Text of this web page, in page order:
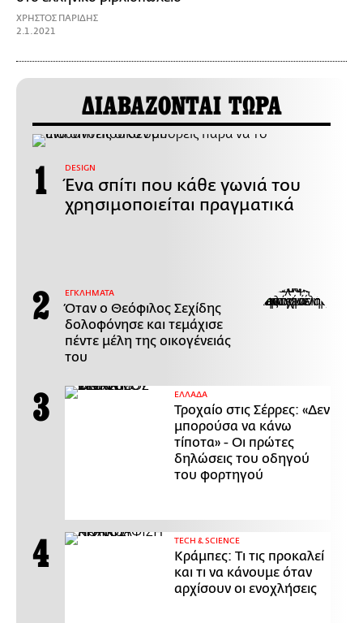
ΧΡΗΣΤΟΣ ΠΑΡΙΔΗΣ
2.1.2021
ΔΙΑΒΑΖΟΝΤΑΙ ΤΩΡΑ
DESIGN
Ένα σπίτι που κάθε γωνιά του
χρησιμοποιείται πραγματικά
ΕΓΚΛΗΜΑΤΑ
Όταν ο Θεόφιλος Σεχίδης
δολοφόνησε και τεμάχισε
πέντε μέλη της οικογένειάς
του
ΕΛΛΑΔΑ
Τροχαίο στις Σέρρες: «Δεν
μπορούσα να κάνω
τίποτα» - Οι πρώτες
δηλώσεις του οδηγού
του φορτηγού
ΤECH & SCIENCE
Κράμπες: Τι τις προκαλεί
και τι να κάνουμε όταν
αρχίσουν οι ενοχλήσεις